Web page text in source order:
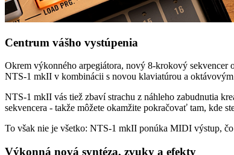
Centrum vášho vystúpenia
Okrem výkonného arpegiátora, nový 8-krokový sekvencer
NTS-1 mkII v kombinácii s novou klaviatúrou a
NTS-1 mkII vás tiež zbaví strachu z náhleho zabudnutia
sekvencera - takže môžete okamžite pokračovať tam, kde
To však nie je všetko: NTS-1 mkII ponúka MIDI výstup,
Výkonná nová syntéza, zvuky a efekty